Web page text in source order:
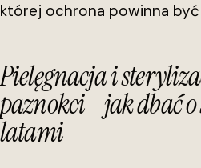
której ochrona powinna
Pielęgnacja i
paznokci - jak dbać o
latami